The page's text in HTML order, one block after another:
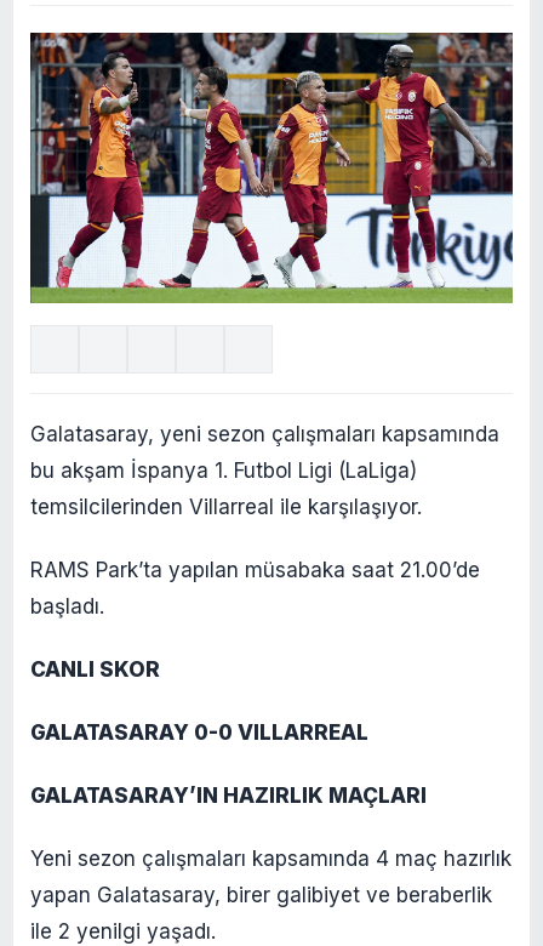
Galatasaray, yeni sezon çalışmaları kapsamında
bu akşam İspanya 1. Futbol Ligi (LaLiga)
temsilcilerinden Villarreal ile karşılaşıyor.
RAMS Park’ta yapılan müsabaka saat 21.00’de
başladı.
CANLI SKOR
GALATASARAY 0-0 VILLARREAL
GALATASARAY’IN HAZIRLIK MAÇLARI
Yeni sezon çalışmaları kapsamında 4 maç hazırlık
yapan Galatasaray, birer galibiyet ve beraberlik
ile 2 yenilgi yaşadı.